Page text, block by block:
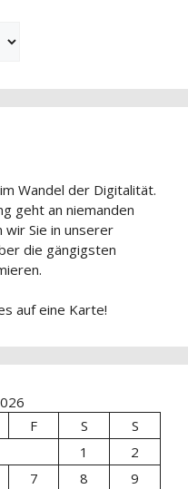
Wandel der Digitalität.
geht an niemanden
Sie in unserer
die gängigsten
auf eine Karte!
F S
S
1
2
7 8
9